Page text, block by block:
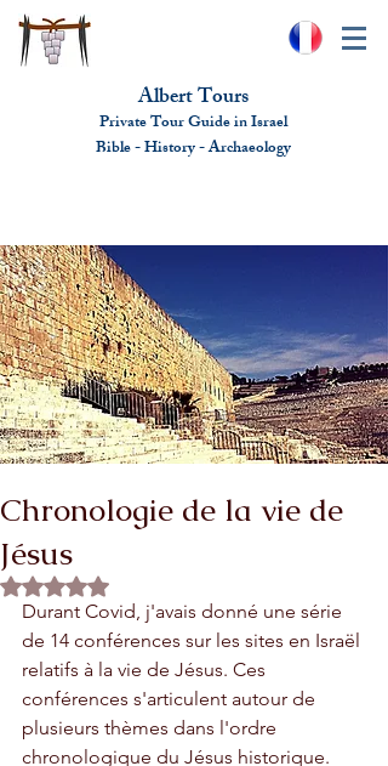
Albert Tours
Private Tour Guide in Israel
Bible - History - Archaeology
Chronologie de la vie de
Jésus
Rated NaN out of 5 stars.
Durant Covid, j'avais donné une série
de 14 conférences sur les sites en Israël
relatifs à la vie de Jésus. Ces
conférences s'articulent autour de
plusieurs thèmes dans l'ordre
chronologique du Jésus historique.